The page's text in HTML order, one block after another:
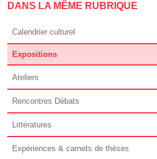
DANS LA MÊME RUBRIQUE
Calendrier culturel
Expositions
Ateliers
Rencontres Débats
Littératures
Expériences & carnets de thèses